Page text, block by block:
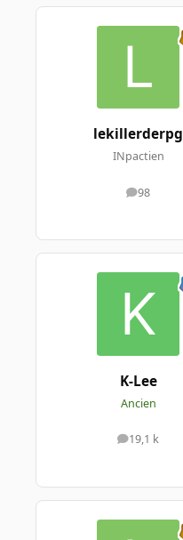
lekillerderpg
INpactien
98
messages
K-Lee
Ancien
19,1 k
messages